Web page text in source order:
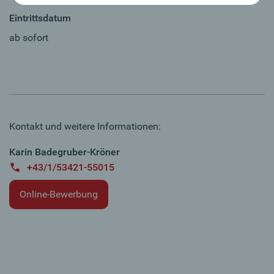
Eintrittsdatum
ab sofort
Kontakt und weitere Informationen:
Karin Badegruber-Kröner
+43/1/53421-55015
Online-Bewerbung